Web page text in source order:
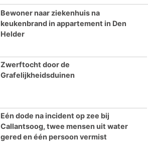
Bewoner naar ziekenhuis na
keukenbrand in appartement in Den
Helder
Zwerftocht door de
Grafelijkheidsduinen
Eén dode na incident op zee bij
Callantsoog, twee mensen uit water
gered en één persoon vermist